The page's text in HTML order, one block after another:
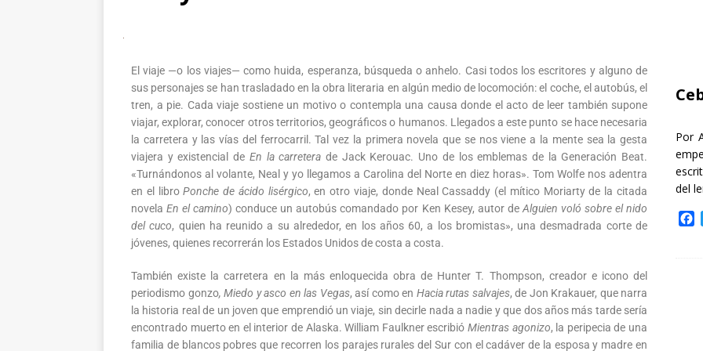
El viaje —o los viajes— como huida, esperanza, búsqueda o anhelo. Casi todos los escritores y alguno de
sus personajes se han trasladado en la obra literaria en algún medio de locomoción: el coche, el autobús, el
tren, a pie. Cada viaje sostiene un motivo o contempla una causa donde el acto de leer también supone
viajar, explorar, conocer otros territorios, geográficos o humanos. Llegados a este punto se hace necesaria
la carretera y las vías del ferrocarril. Tal vez la primera novela que se nos viene a la mente sea la gesta
viajera y existencial de En la carretera de Jack Kerouac. Uno de los emblemas de la Generación Beat.
«Turnándonos al volante, Neal y yo llegamos a Carolina del Norte en diez horas». Tom Wolfe nos adentra
en el libroPonche de ácido lisérgico, en otro viaje, donde Neal Cassaddy (el mítico Moriarty de la citada
novelaEn el camino) conduce un autobús comandado por Ken Kesey, autor de Alguien voló sobre el nido
del cuco, quien ha reunido a su alrededor, en los años 60, a los bromistas», una desmadrada corte de
jóvenes, quienes recorrerán los Estados Unidos de costa a costa.
También existe la carretera en la más enloquecida obra de Hunter T. Thompson, creador e icono del
periodismo gonzo, Miedo y asco en las Vegas, así como en Hacia rutas salvajes, de Jon Krakauer, que narra
la historia real de un joven que emprendió un viaje, sin decirle nada a nadie y que dos años más tarde sería
encontrado muerto en el interior de Alaska. William Faulkner escribióMientras agonizo, la peripecia de una
familia de blancos pobres que recorren los parajes rurales del Sur con el cadáver de la esposa y madre en
Por
del
F